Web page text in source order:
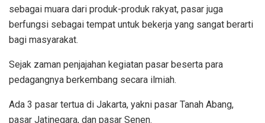
sebagai muara dari produk-produk rakyat, pasar juga
berfungsi sebagai tempat untuk bekerja yang sangat berarti
bagi masyarakat.
Sejak zaman penjajahan kegiatan pasar beserta para
pedagangnya berkembang secara ilmiah.
Ada 3 pasar tertua di Jakarta, yakni pasar Tanah Abang,
pasar Jatinegara, dan pasar Senen.